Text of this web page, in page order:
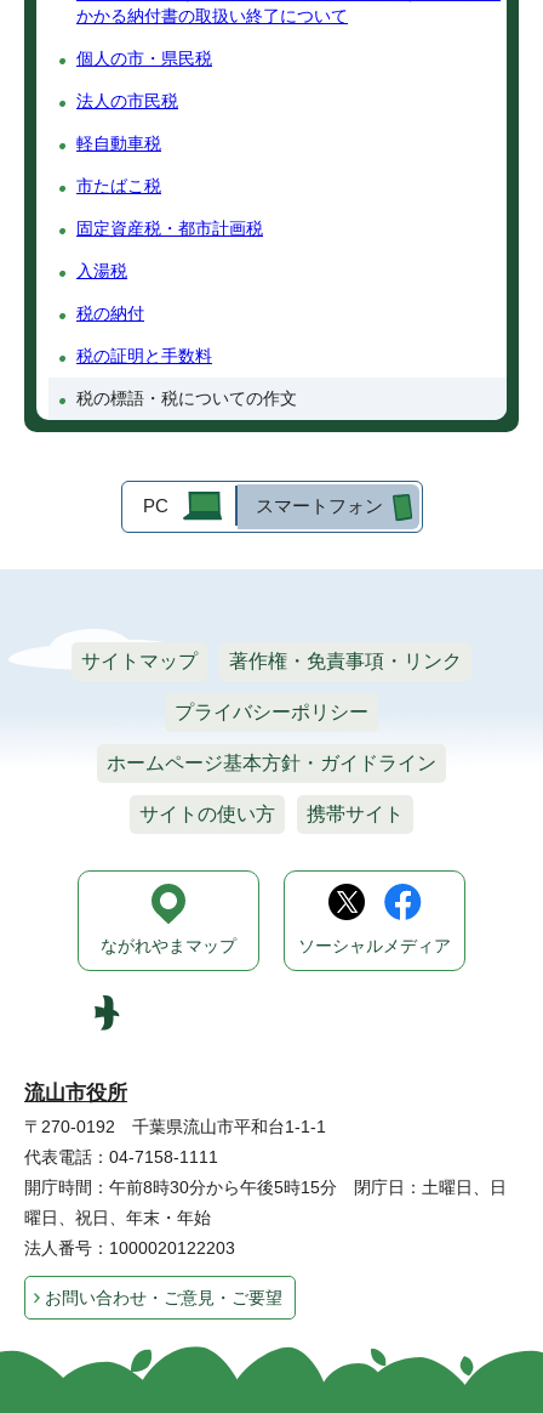
かかる納付書の取扱い終了について
個人の市・県民税
法人の市民税
軽自動車税
市たばこ税
固定資産税・都市計画税
入湯税
税の納付
税の証明と手数料
税の標語・税についての作文
PC スマートフォン
サイトマップ 著作権・免責事項・リンク
プライバシーポリシー
ホームページ基本方針・ガイドライン
サイトの使い方 携帯サイト
流山市役所
〒270-0192 千葉県流山市平和台1-1-1
代表電話：04-7158-1111
開庁時間：午前8時30分から午後5時15分 閉庁日：土曜日、日
曜日、祝日、年末・年始
法人番号：1000020122203
お問い合わせ・ご意見・ご要望
ながれやまマップ ソーシャルメディア